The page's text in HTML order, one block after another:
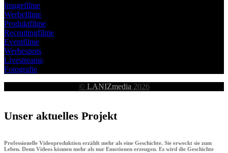
Imagefilme
Werbefilme
Produktfilme
Recruitingfilme
Eventfilme
Werbespots
Livestreams
Fotografie
© LANIZmedia 2026
Unser aktuelles Projekt
Professionelle Videoproduktion erzählt mehr als eine Geschichte. Sie erweckt sie zum
Leben. Denn Videos können mehr als nur Emotionen erzeugen. Es wird die Geschichte